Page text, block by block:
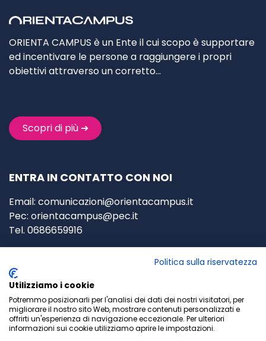
ORIENTA CAMPUS è un Ente il cui scopo è supportare
ed incentivare le persone a raggiungere i propri
obiettivi attraverso un corretto…
Scopri di più ➔
ENTRA IN CONTATTO CON NOI
Email: comunicazioni@orientacampus.it
Pec: orientacampus@pec.it
Tel. 0686659916
00127 Roma
P.IVA: 02963930595
Privacy Policy-Cookie Policy
Politica sulla riservatezza
Utilizziamo i cookie
Potremmo posizionarli per l'analisi dei dati dei nostri visitatori, per
migliorare il nostro sito Web, mostrare contenuti personalizzati e
offrirti un'esperienza di navigazione eccezionale. Per ulteriori
informazioni sui cookie utilizziamo aprire le impostazioni.